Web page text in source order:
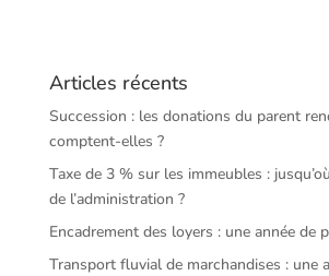
Articles récents
Succession : les donations du parent
comptent-elles ?
Taxe de 3 % sur les immeubles :
de l’administration ?
Encadrement des loyers : une année de
Transport fluvial de marchandises : une